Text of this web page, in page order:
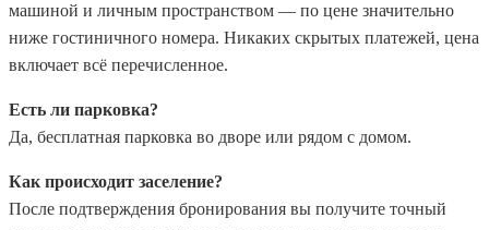
машиной и личным пространством — по цене значительно
ниже гостиничного номера. Никаких скрытых платежей, цена
включает всё перечисленное.
Есть ли парковка?
Да, бесплатная парковка во дворе или рядом с домом.
Как происходит заселение?
После подтверждения бронирования вы получите точный